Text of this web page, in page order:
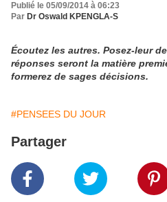
Publié le 05/09/2014 à 06:23
Par Dr Oswald KPENGLA-S
Écoutez les autres. Posez-leur
réponses seront la matière
formerez de sages décisions.
#PENSEES DU JOUR
Partager